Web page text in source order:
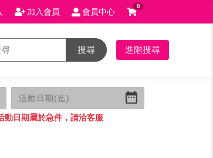
加入會員 會員中心
0
搜尋 進階搜尋
動日期屬於急件，請洽客服